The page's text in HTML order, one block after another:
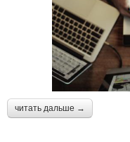
читать дальше →